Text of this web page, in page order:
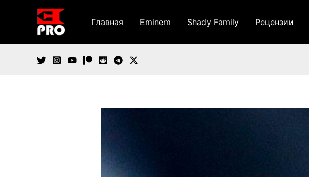
содержимому
Главная Eminem Shady Family Рецензии